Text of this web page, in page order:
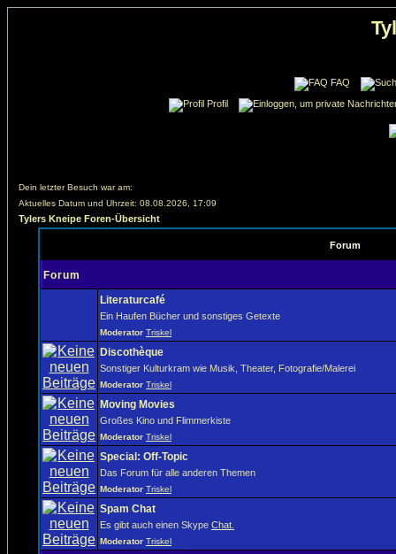
FAQ
Profil
Dein letzter Besuch war am:
Aktuelles Datum und Uhrzeit: 08.08.2026, 17:09
Tylers Kneipe Foren-Übersicht
Forum
Forum
Literaturcafé
Ein Haufen Bücher und sonstiges Getexte
Moderator Triskel
Discothèque
Sonstiger Kulturkram wie Musik, Theater, Fotografie/Malerei
Moderator Triskel
Moving Movies
Großes Kino und Flimmerkiste
Moderator Triskel
Special: Off-Topic
Das Forum für alle anderen Themen
Moderator Triskel
Spam Chat
Es gibt auch einen Skype Chat.
Moderator Triskel